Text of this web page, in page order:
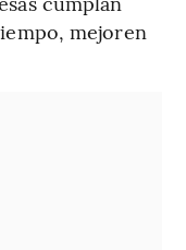
mejoren